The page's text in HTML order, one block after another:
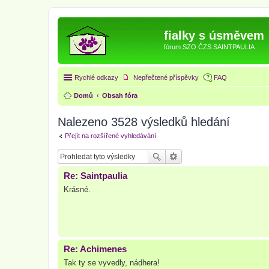
fialky s úsměvem
fórum SZO ČZS SAINTPAULIA
Rychlé odkazy Nepřečtené příspěvky FAQ
Domů Obsah fóra
Nalezeno 3528 výsledků hledání
Přejít na rozšířené vyhledávání
Re: Saintpaulia
Krásné.
Re: Achimenes
Tak ty se vyvedly, nádhera!